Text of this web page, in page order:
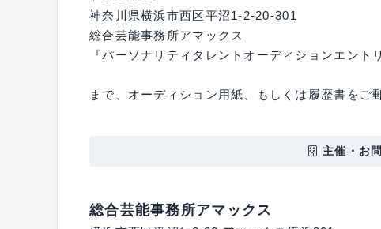
神奈川県横浜市西区平沼1-2-20-301
総合芸能事務所アマックス
『パーソナリティタレントオーディションエント
まで、オーディション用紙、もしくは履歴書をご
主催・お
総合芸能事務所アマックス